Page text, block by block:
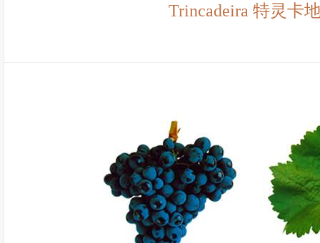
Trincadeira 特灵卡